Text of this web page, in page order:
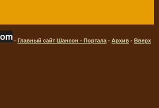
- Главный сайт Шансон - Портала - Архив - Вверх